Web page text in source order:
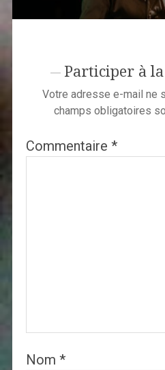
Participer à
Votre adresse e-mail ne
champs obligatoires
Commentaire *
Nom *